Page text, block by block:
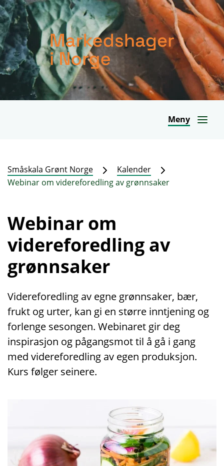
Meny
Småskala Grønt Norge
Kalender
Webinar om videreforedling av grønnsaker
Webinar om
videreforedling av
grønnsaker
Videreforedling av egne grønnsaker, bær,
frukt og urter, kan gi en større inntjening og
forlenge sesongen. Webinaret gir deg
inspirasjon og pågangsmot til å gå i gang
med videreforedling av egen produksjon.
Kurs følger seinere.